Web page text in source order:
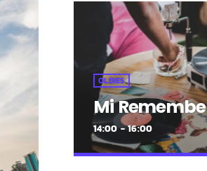
OLDIES
Mi
14:00 - 16:00